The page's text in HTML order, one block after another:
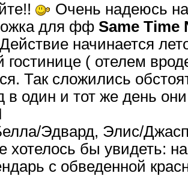
Очень надеюсь
для фф Same Time
начинается
гостинице ( отелем
Так сложились
в один и тот же день
Эдвард, Элис/
хотелось бы увидеть:
с обведенной